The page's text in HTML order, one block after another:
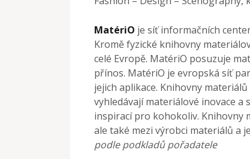
MatériO je síť informačních
Kromě fyzické knihovny
celé Evropě. MatériO posuzuje
přínos. MatériO je evropská síť
jejich aplikace. Knihovny
vyhledávají materiálové inovace
inspirací pro kohokoliv. Knihovny
ale také mezi výrobci materiálů a
podle podkladů pořadatele